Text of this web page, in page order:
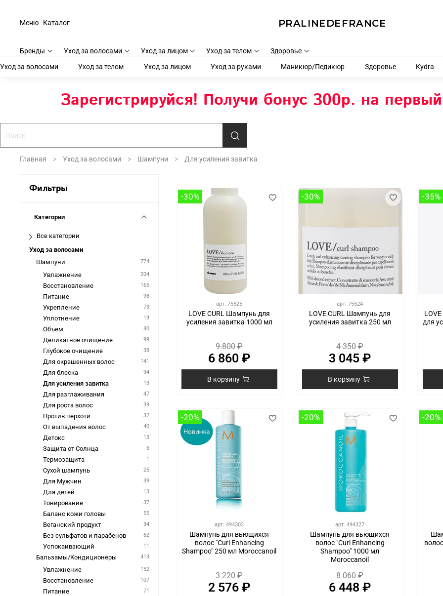
PRALINEDEFRANCE
Каталог
Меню
Бренды Уход за волосами Уход за лицом Уход за телом Здоровье
Уход за волосами Уход за телом Уход за лицом Уход за руками Маникюр/Педикюр Здоровье Kydra
Зарегистрируйся! Получи бонус 300р. на
Главная Уход за волосами Шампуни Для усиления завитка
-30%
арт.75525
LOVE CURL Шампунь для
усиления завитка 1000 мл
9 800 ₽
6 860 ₽
В корзину
-30%
арт.75524
LOVE CURL Шампунь для
усиления завитка 250 мл
4 350 ₽
3 045 ₽
В корзину
-35%
для
-20%
арт.494303
Шампунь для вьющихся
волос "Curl Enhancing
Shampoo" 250 мл Moroccanoil
3 220 ₽
2 576 ₽
-20%
арт.494327
Шампунь для вьющихся
волос "Curl Enhancing
Shampoo" 1000 мл
Moroccanoil
8 060 ₽
6 448 ₽
-20%
Фильтры
Категории
Все категории
Уход за волосами
Шампуни
774
Увлажнение 204
Восстановление 165
Питание 98
Укрепление 73
Уплотнение 19
Объем 80
Деликатное очищение 99
Глубокое очищение 38
Для окрашенных волос 141
Для блеска 94
Для усиления завитка 13
Для разглаживания 47
Для роста волос 39
Против перхоти 32
От выпадения волос 40
Детокс 13
Защита от Солнца 6
Термозащита 1
Сухой шампунь 25
Для Мужчин 39
Для детей 13
Тонирование 37
Баланс кожи головы 55
Веганский продукт 34
Без сульфатов и парабенов 62
Успокаивающий 11
Бальзамы/Кондиционеры 413
Увлажнение 152
Восстановление 107
Питание 71